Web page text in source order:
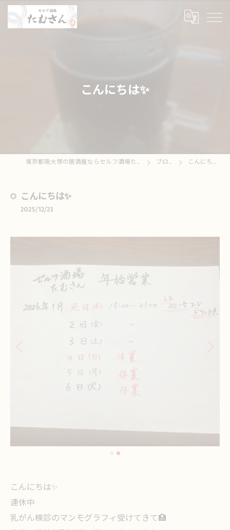
こんにちは✨
東京都南大塚の居酒屋ならセルフ酒場たむさん ブログ こんにちは✨
こんにちは✨
2025/12/23
こんにちは✨
連休中
乳がん検診のマンモグラフィ受けてきて🏥